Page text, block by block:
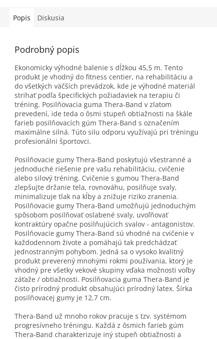
Popis Diskusia
Podrobný popis
Ekonomicky výhodné balenie s dĺžkou 45,5 m. Tento
produkt je vhodný do fitness centier, na rehabilitáciu a
do všetkých väčších prevádzok, kde je výhodné materiál
strihať podľa špecifických požiadaviek na terapiu či
tréning. Posilňovacia guma Thera-Band v zlatom
prevedení, ide teda o ôsmi stupeň obtiažnosti na škále
farieb posilňovacích gúm Thera-Band s označením
maximálne silná. Túto silu odporu využívajú pri tréningu
profesionálni športovci.
Posilňovacie gumy Thera-Band poskytujú všestranné a
jednoduché riešenie pre vašu rehabilitáciu, cvičenie
alebo silový tréning. Cvičenie s gumou Thera-Band
zlepšujte držanie tela, rovnováhu, posilňuje svaly,
minimalizuje tlak na kĺby a znižuje riziko zranenia.
Posilňovacie gumy Thera-Band umožňujú jednoduchým
spôsobom posilňovať oslabené svaly, uvoľňovať
kontraktúry opačne posilňujúcich svalov - antagonistov.
Posilňovacie gumy Thera-Band sú vhodné na cvičenie v
každodennom živote a pomáhajú tak predchádzať
jednostranným pohybom. Jedná sa o vysoko kvalitný
produkt preverený mnohými rokmi používania, ktorý je
vhodný pre všetky vekové skupiny vďaka možnosti voľby
záťaže / obtiažnosti. Posilňovacia guma Thera-Band je
čisto prírodný produkt obsahujúci prírodný latex. Šírka
posilňovacej gumy je 12,7 cm.
Thera-Band už mnoho rokov pracuje s tzv. systémom
progresívneho tréningu. Každá z ôsmich farieb gúm
Thera-Band charakterizuje iný stupeň obtiažnosti a